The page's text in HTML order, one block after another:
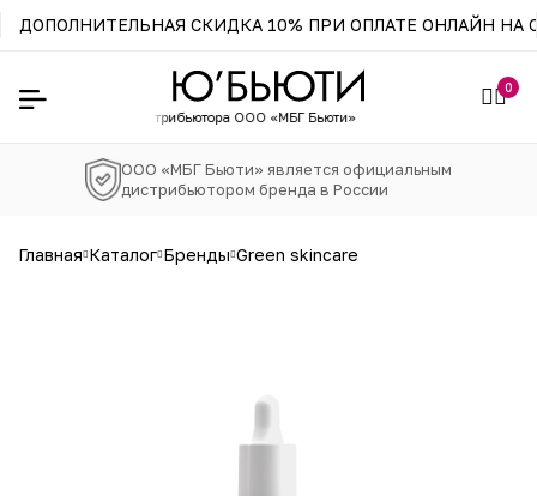
ДОПОЛНИТЕЛЬНАЯ СКИДКА 10% ПРИ ОПЛАТЕ ОНЛАЙН НА
дистрибьютора ООО «МБГ Бьюти»
0
ООО «МБГ Бьюти» является официальным
дистрибьютором бренда в России
главная каталог бренды green skincare